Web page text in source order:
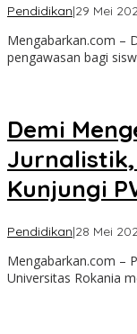
Pendidikan|29 Mei
Mengabarkan.com –
pengawasan bagi
Demi
Kunjungi
Pendidikan|28 Mei
Mengabarkan.com –
Universitas Rokania